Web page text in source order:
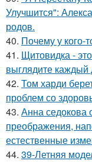
Улучшится":
родов.
40. Почему у кого-
41. Щитовидка -
выглядите каждый
42. Том харди
проблем со
43. Анна седокова
преображения,
естественные
44. 39-Летняя